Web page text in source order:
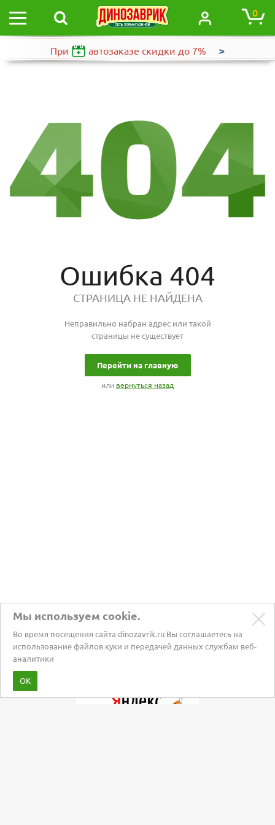
0
При автозаказе скидки до 7% >
Ошибка 404
СТРАНИЦА НЕ НАЙДЕНА
Неправильно набран адрес или такой
страницы не существует
Перейти на главную
или вернуться назад
Мы используем cookie.
Во время посещения сайта dinozavrik.ru Вы соглашаетесь на
использование файлов куки и передачей данных службам веб-
аналитики
ОК